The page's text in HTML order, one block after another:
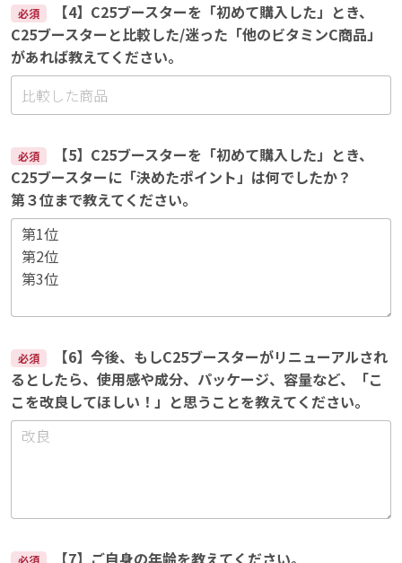
必須
【4】C25ブースターを「初めて購入した」とき、
C25ブースターと比較した/迷った「他のビタミンC商品」
があれば教えてください。
必須
【5】C25ブースターを「初めて購入した」とき、
C25ブースターに「決めたポイント」は何でしたか？
第３位まで教えてください。
必須
【6】今後、もしC25ブースターがリニューアルされ
るとしたら、使用感や成分、パッケージ、容量など、「こ
こを改良してほしい！」と思うことを教えてください。
必須 【7】ご自身の年齢を教えてください。